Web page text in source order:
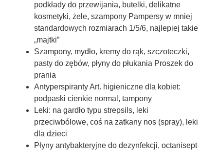
podkłady do przewijania, butelki, delikatne
kosmetyki, żele, szampony Pampersy w mniej
standardowych rozmiarach 1/5/6, najlepiej takie
„majtki”
Szampony, mydło, kremy do rąk, szczoteczki,
pasty do zębów, płyny do płukania Proszek do
prania
Antyperspiranty Art. higieniczne dla kobiet:
podpaski cienkie normal, tampony
Leki: na gardło typu strepsils, leki
przeciwbólowe, coś na zatkany nos (spray), leki
dla dzieci
Płyny antybakteryjne do dezynfekcji, octanisept